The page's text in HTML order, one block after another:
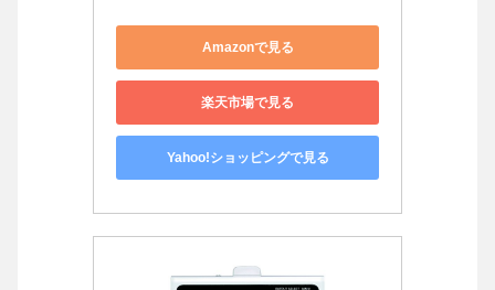
Amazonで見る
楽天市場で見る
Yahoo!ショッピングで見る